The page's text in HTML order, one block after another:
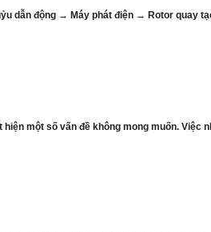
dẫn động → Máy phát điện → Rotor
một số vấn đề không mong muốn.